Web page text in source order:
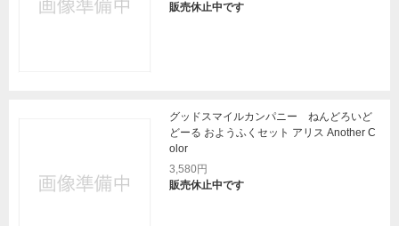
販売休止中です
グッドスマイルカンパニー ねんどろいど
どーる おようふくセット アリス Another C
olor
3,580円
販売休止中です